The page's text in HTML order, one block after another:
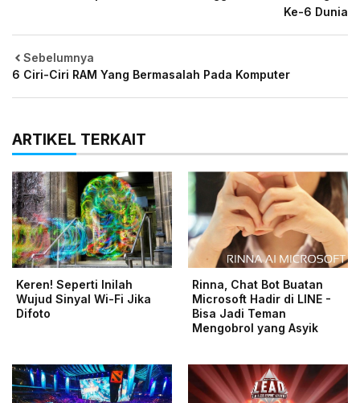
Sebelumnya
6 Ciri-Ciri RAM Yang Bermasalah Pada Komputer
Ke-6 Dunia
ARTIKEL TERKAIT
Keren! Seperti Inilah
Wujud Sinyal Wi-Fi Jika
Difoto
Rinna, Chat Bot Buatan
Microsoft Hadir di LINE -
Bisa Jadi Teman
Mengobrol yang Asyik